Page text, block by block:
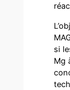
si
Mg